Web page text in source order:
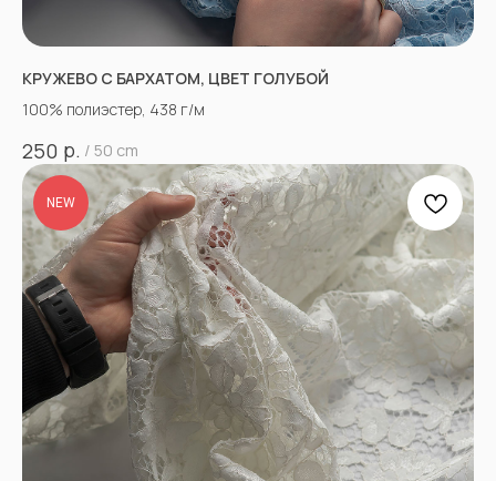
КРУЖЕВО С БАРХАТОМ, ЦВЕТ ГОЛУБОЙ
100% полиэстер, 438 г/м
250 р. / 50 cm
NEW